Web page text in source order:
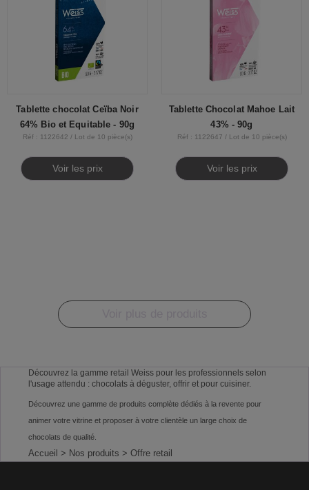
Tablette chocolat Ceïba Noir
64% Bio et Equitable - 90g
Réf : 1122642 / Lot de 10 pièce(s)
Voir les prix
Tablette Chocolat Mahoe Lait
43% - 90g
Réf : 1122647 / Lot de 10 pièce(s)
Voir les prix
Découvrez la gamme retail Weiss pour les professionnels selon
l'usage attendu : chocolats à déguster, offrir et pour cuisiner.
Découvrez une gamme de produits complète dédiés à la revente pour
animer votre vitrine et proposer à votre clientèle un large choix de
chocolats de qualité.
Accueil > Nos produits > Offre retail